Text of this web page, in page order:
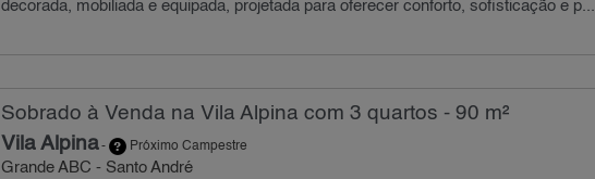
decorada, mobiliada e equipada, projetada para oferecer conforto, sofisticação e p...
Sobrado à Venda na Vila Alpina com 3 quartos - 90 m²
Vila Alpina- Próximo Campestre
Grande ABC - Santo André